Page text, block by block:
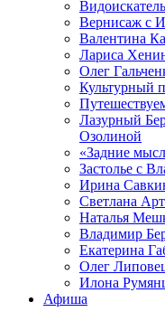
Вернисаж с
Валентина
Лариса
Олег
Культурный
Лазурный
Озолиной
«Задние
Застолье с
Ирина
Светлана
Наталья
Владимир
Екатерина
Олег
Илона
Афиша